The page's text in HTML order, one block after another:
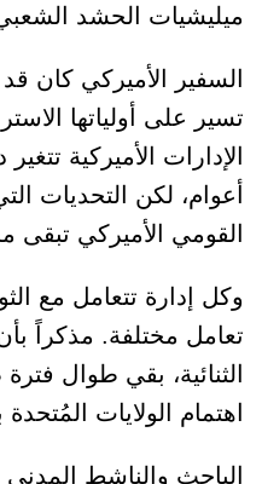
ميليشيات الحشد الشعبي
السفير الأميركي كان
تسير على أولياتها
الإدارات الأميركية
أعوام، لكن التحديات
القومي الأميركي تبقى
وكل إدارة تتعامل مع
تعامل مختلفة. مذكراً
الثنائية، بقي طوال فترة
اهتمام الولايات المُتحدة
الباحث والناشط